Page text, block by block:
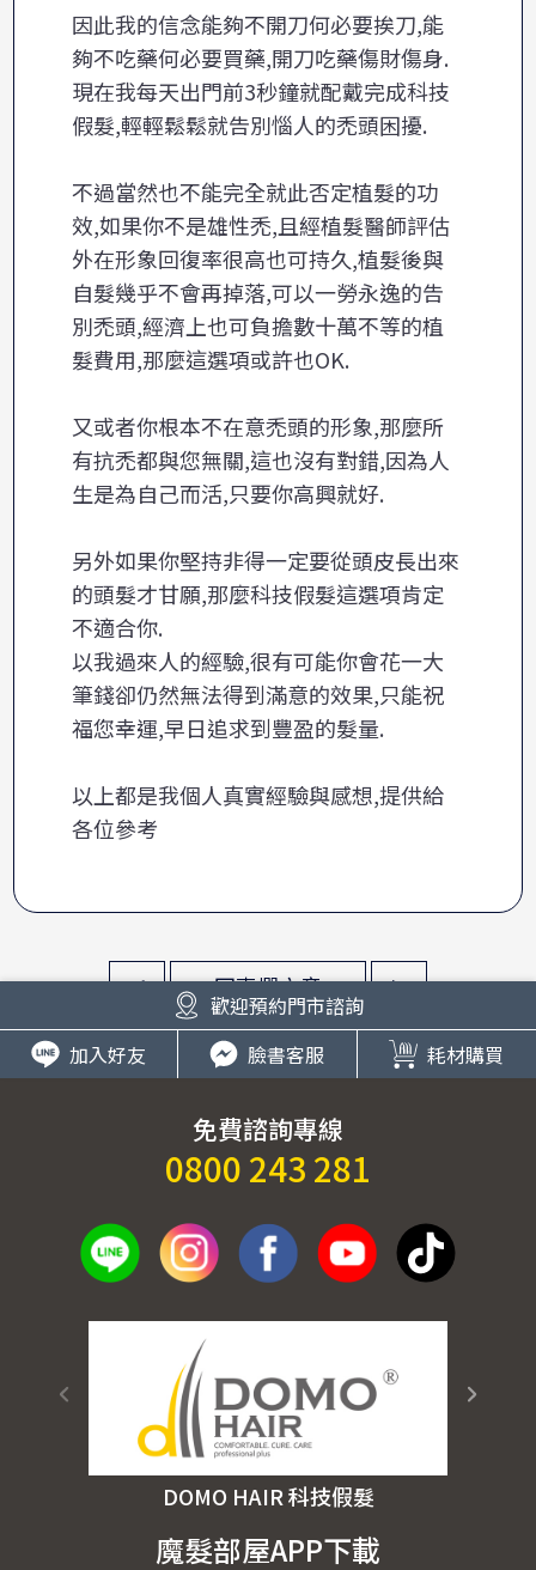
因此我的信念能夠不開刀何必要挨刀,能
夠不吃藥何必要買藥,開刀吃藥傷財傷身.
現在我每天出門前3秒鐘就配戴完成科技
假髮,輕輕鬆鬆就告別惱人的禿頭困擾.
不過當然也不能完全就此否定植髮的功
效,如果你不是雄性禿,且經植髮醫師評估
外在形象回復率很高也可持久,植髮後與
自髮幾乎不會再掉落,可以一勞永逸的告
別禿頭,經濟上也可負擔數十萬不等的植
髮費用,那麼這選項或許也OK.
又或者你根本不在意禿頭的形象,那麼所
有抗禿都與您無關,這也沒有對錯,因為人
生是為自己而活,只要你高興就好.
另外如果你堅持非得一定要從頭皮長出來
的頭髮才甘願,那麼科技假髮這選項肯定
不適合你.
以我過來人的經驗,很有可能你會花一大
筆錢卻仍然無法得到滿意的效果,只能祝
福您幸運,早日追求到豐盈的髮量.
以上都是我個人真實經驗與感想,提供給
各位參考
< 回專欄文章 >
歡迎預約門市諮詢
加入好友
臉書客服 耗材購買
免費諮詢專線
0800 243 281
魔髮部屋APP下載
DOMO HAIR 科技假髮